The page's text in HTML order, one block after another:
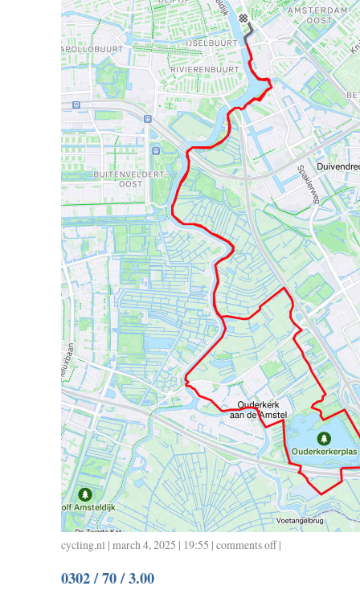
cycling,nl | march 4, 2025 | 19:55 | comments offon
|
0302 / 70 / 3.00